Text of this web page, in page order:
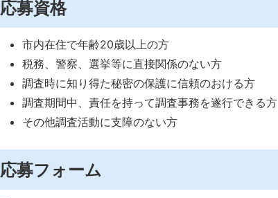
応募資格
市内在住で年齢20歳以上の方
税務、警察、選挙等に直接関係のない方
調査時に知り得た秘密の保護に信頼のおける方
調査期間中、責任を持って調査事務を遂行できる方
その他調査活動に支障のない方
応募フォーム